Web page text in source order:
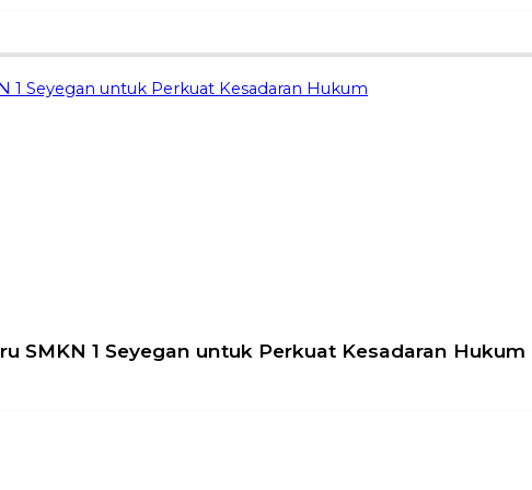
1 Seyegan untuk Perkuat Kesadaran Hukum
SMKN 1 Seyegan untuk Perkuat Kesadaran Hukum